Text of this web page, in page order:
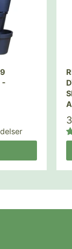
-